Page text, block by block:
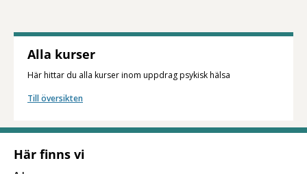
Alla kurser
Här hittar du alla kurser inom uppdrag psykisk hälsa
Till översikten
Här finns vi